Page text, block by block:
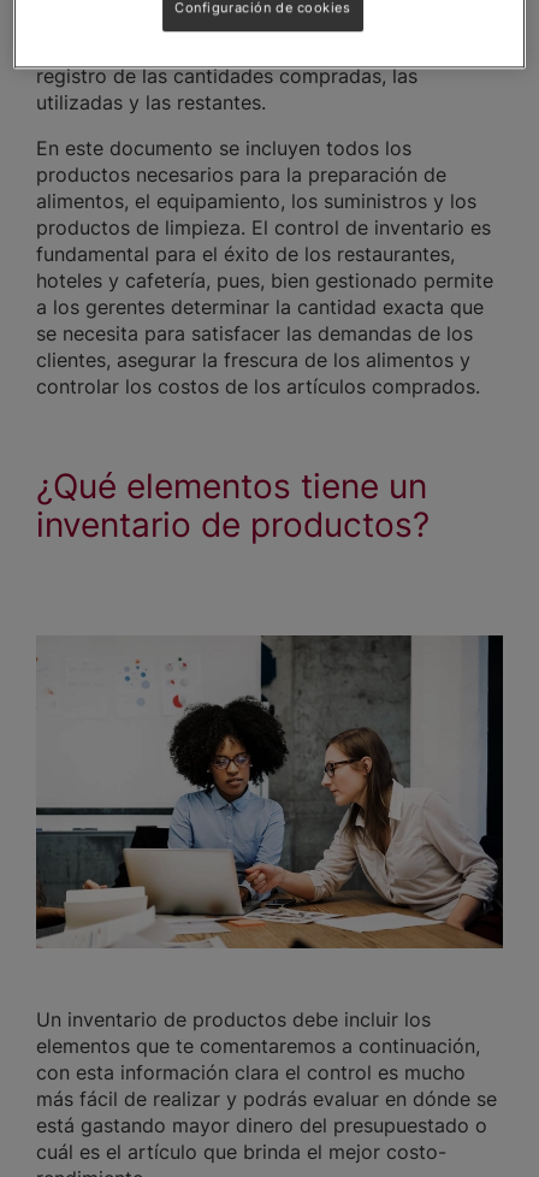
bodega y áreas de almacenamiento. Se trata de
registro de las cantidades compradas, las
utilizadas y las restantes.
En este documento se incluyen todos los
productos necesarios para la preparación de
alimentos, el equipamiento, los suministros y los
productos de limpieza. El control de inventario es
fundamental para el éxito de los restaurantes,
hoteles y cafetería, pues, bien gestionado permite
a los gerentes determinar la cantidad exacta que
se necesita para satisfacer las demandas de los
clientes, asegurar la frescura de los alimentos y
controlar los costos de los artículos comprados.
¿Qué elementos tiene un
inventario de productos?
Un inventario de productos debe incluir los
elementos que te comentaremos a continuación,
con esta información clara el control es mucho
más fácil de realizar y podrás evaluar en dónde se
está gastando mayor dinero del presupuestado o
cuál es el artículo que brinda el mejor costo-
Configuración de cookies